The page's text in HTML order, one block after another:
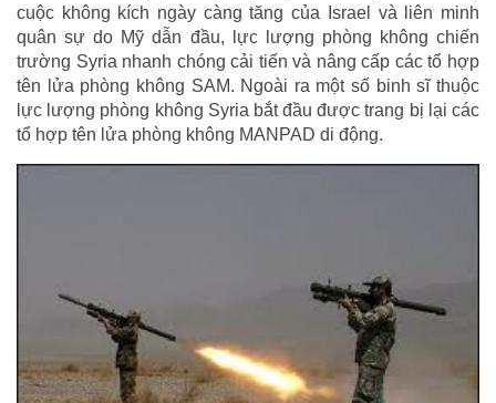
cuộc không kích ngày càng tăng của Israel và liên minh
quân sự do Mỹ dẫn đầu, lực lượng phòng không chiến
trường Syria nhanh chóng cải tiến và nâng cấp các tổ hợp
tên lửa phòng không SAM. Ngoài ra một số binh sĩ thuộc
lực lượng phòng không Syria bắt đầu được trang bị lại các
tổ hợp tên lửa phòng không MANPAD di động.